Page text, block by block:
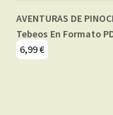
AVENTURAS DE
Tebeos En Formato
6,99€